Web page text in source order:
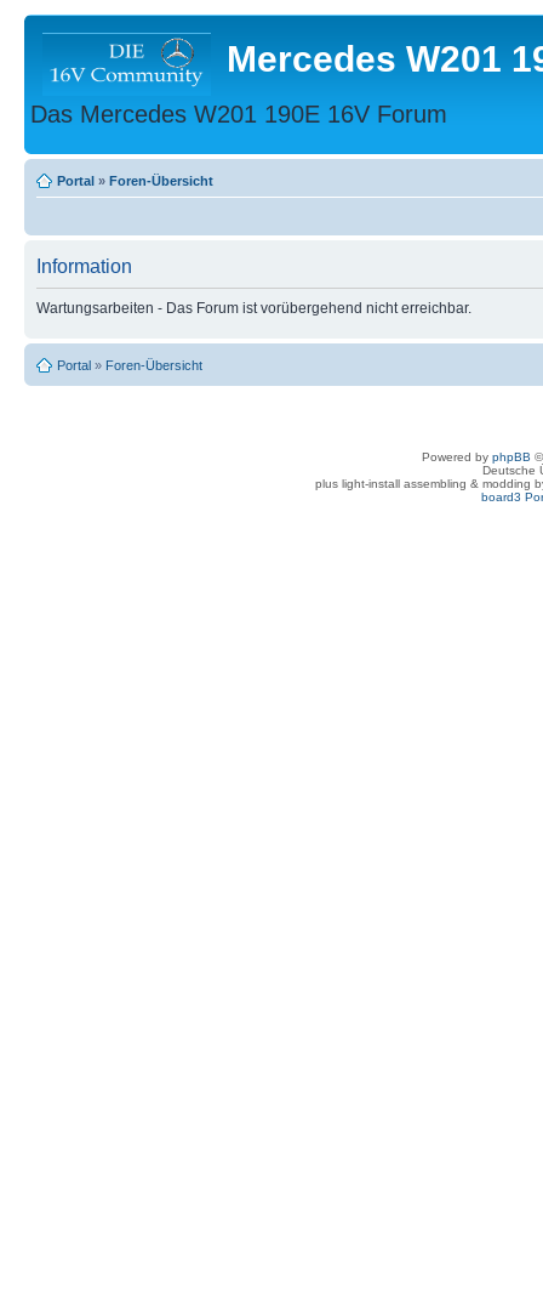
Mercedes W201
Das Mercedes W201 190E 16V Forum
Portal » Foren-Übersicht
Information
Wartungsarbeiten - Das Forum ist vorübergehend nicht erreichbar.
Portal » Foren-Übersicht
Powered by phpBB
Deutsche
plus light-install assembling & modding
board3